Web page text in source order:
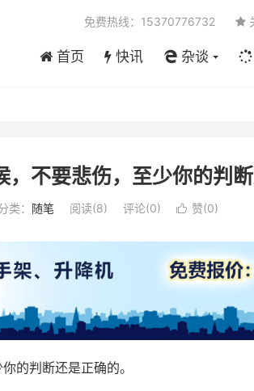
首页 快讯 杂谈
免费热线：15370776732
不要悲伤，至少你的判断
类： 随笔 阅读(8) 评论(0)  赞(0)
的判断还是正确的。